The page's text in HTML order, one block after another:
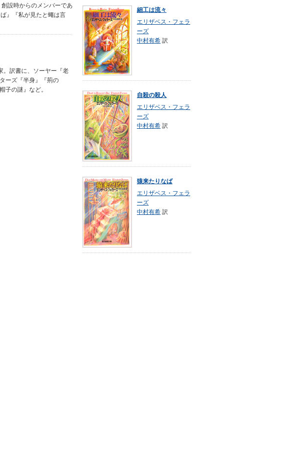
細工は流々
エリザベス・フェラ
ーズ
中村有希 訳
自殺の殺人
エリザベス・フェラ
ーズ
中村有希 訳
猿来たりなば
エリザベス・フェラ
ーズ
中村有希 訳
設時からのメンバーであ
』『私が見たと蠅は言
。訳書に、ソーヤー『老
ーズ『半身』『荊の
子の謎』など。